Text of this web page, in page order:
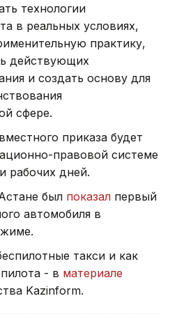
технологии
в реальных условиях,
практику,
действующих
и создать основу для
сфере.
приказа будет
правовой системе
рабочих дней.
был показал первый
автомобиля в
такси и как
- в материале
Kazinform.